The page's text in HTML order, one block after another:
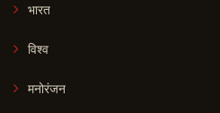
भारत
विश्व
मनोरंजन